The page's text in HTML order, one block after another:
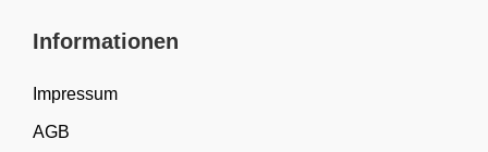
Informationen
Impressum
AGB